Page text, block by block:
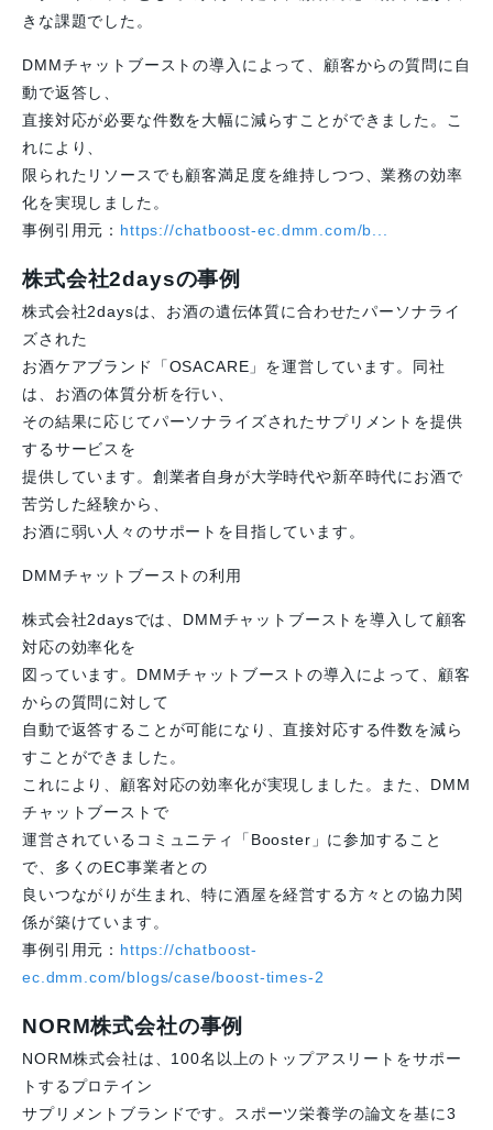
きな課題でした。
DMMチャットブーストの導入によって、顧客からの質問に自
動で返答し、
直接対応が必要な件数を大幅に減らすことができました。こ
れにより、
限られたリソースでも顧客満足度を維持しつつ、業務の効率
化を実現しました。
事例引用元： https://chatboost-ec.dmm.com/b...
株式会社2daysの事例
株式会社2daysは、お酒の遺伝体質に合わせたパーソナライ
ズされた
お酒ケアブランド「OSACARE」を運営しています。同社
は、お酒の体質分析を行い、
その結果に応じてパーソナライズされたサプリメントを提供
するサービスを
提供しています。創業者自身が大学時代や新卒時代にお酒で
苦労した経験から、
お酒に弱い人々のサポートを目指しています。
DMMチャットブーストの利用
株式会社2daysでは、DMMチャットブーストを導入して顧客
対応の効率化を
図っています。DMMチャットブーストの導入によって、顧客
からの質問に対して
自動で返答することが可能になり、直接対応する件数を減ら
すことができました。
これにより、顧客対応の効率化が実現しました。また、DMM
チャットブーストで
運営されているコミュニティ「Booster」に参加すること
で、多くのEC事業者との
良いつながりが生まれ、特に酒屋を経営する方々との協力関
係が築けています。
事例引用元： https://chatboost-
ec.dmm.com/blogs/case/boost-times-2
NORM株式会社の事例
NORM株式会社は、100名以上のトップアスリートをサポー
トするプロテイン
サプリメントブランドです。スポーツ栄養学の論文を基に3